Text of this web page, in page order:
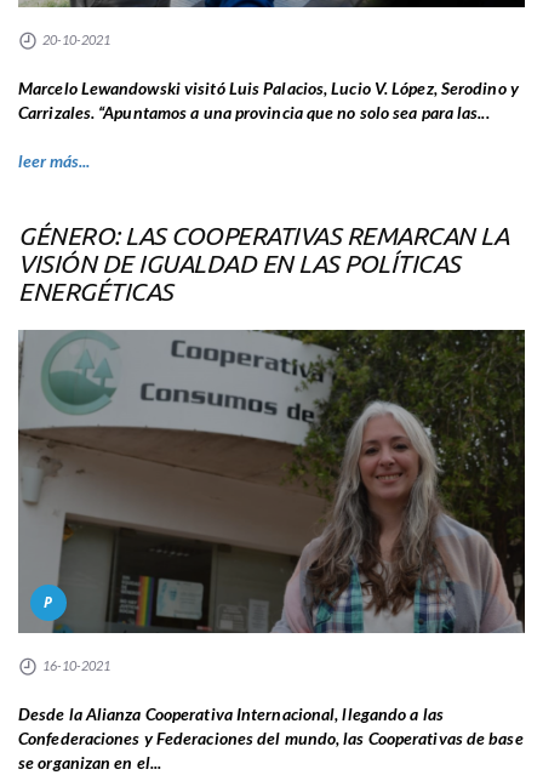
20-10-2021
Marcelo Lewandowski visitó Luis Palacios, Lucio V. López, Serodino y
Carrizales. “Apuntamos a una provincia que no solo sea para las...
leer más...
GÉNERO: LAS COOPERATIVAS REMARCAN LA
VISIÓN DE IGUALDAD EN LAS POLÍTICAS
ENERGÉTICAS
P
16-10-2021
Desde la Alianza Cooperativa Internacional, llegando a las
Confederaciones y Federaciones del mundo, las Cooperativas de base
se organizan en el...